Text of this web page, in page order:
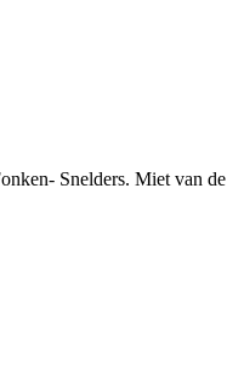
Snelders. Miet van